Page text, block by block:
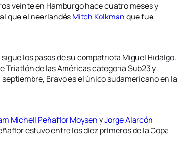
veinte en Hamburgo hace cuatro meses y
que el neerlandésMitch Kolkmanque fue
los pasos de su compatriota Miguel Hidalgo.
Triatlón de las Américas categoría Sub23 y
Bravo es el único sudamericano en la
Michell Peñaflor MoysenyJorge Alarcón
estuvo entre los diez primeros de la Copa